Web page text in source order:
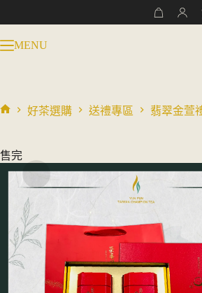
至
主
購
MENU
好茶選購 送禮專區 翡翠金萱
售完